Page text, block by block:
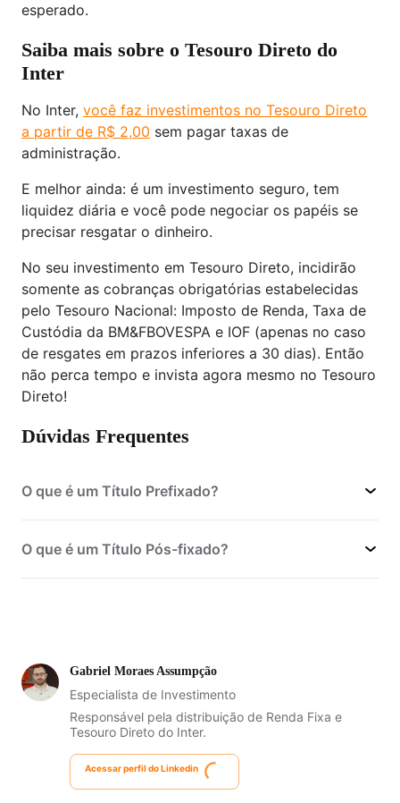
esperado.
Saiba mais sobre o Tesouro Direto do
Inter
No Inter, você faz investimentos no Tesouro Direto
a partir de R$ 2,00 sem pagar taxas de
administração.
E melhor ainda: é um investimento seguro, tem
liquidez diária e você pode negociar os papéis se
precisar resgatar o dinheiro.
No seu investimento em Tesouro Direto, incidirão
somente as cobranças obrigatórias estabelecidas
pelo Tesouro Nacional: Imposto de Renda, Taxa de
Custódia da BM&FBOVESPA e IOF (apenas no caso
de resgates em prazos inferiores a 30 dias). Então
não perca tempo e invista agora mesmo no Tesouro
Direto!
Dúvidas Frequentes
O que é um Título Prefixado?
O que é um Título Pós-fixado?
também conhecida como
Tesouro Selic)
Gabriel Moraes Assumpção
Especialista de Investimento
Responsável pela distribuição de Renda Fixa e
Tesouro Direto do Inter.
Acessar perfil do Linkedin